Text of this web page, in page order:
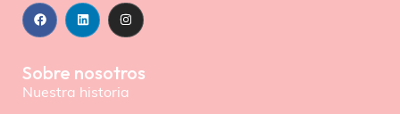
Sobre nosotros
Nuestra historia